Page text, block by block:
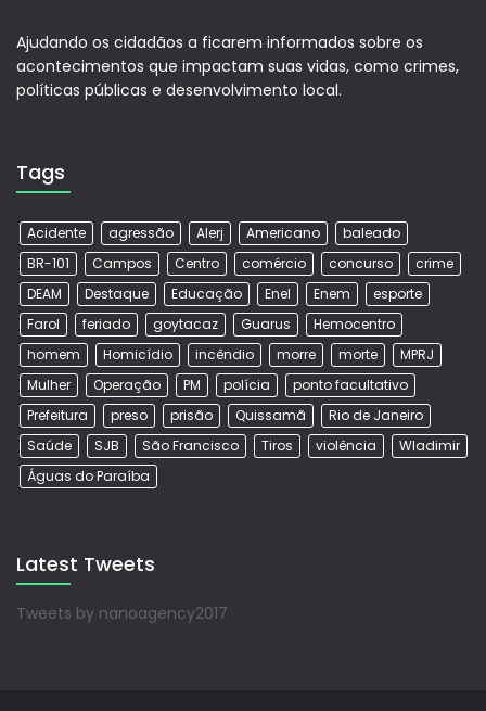
Ajudando os cidadãos a ficarem informados sobre os
acontecimentos que impactam suas vidas, como crimes,
políticas públicas e desenvolvimento local.
Tags
Acidente agressão Alerj Americano
baleado
BR-101
Campos Centro comércio concurso
crime
DEAM
Destaque Educação Enel Enem
esporte
Farol
feriado goytacaz Guarus
Hemocentro
homem
Homicídio incêndio morre morte
MPRJ
Mulher
Operação PM polícia
ponto facultativo
Prefeitura
preso prisão Quissamã
Rio de Janeiro
Saúde
SJB São Francisco Tiros violência
Wladimir
Águas do Paraíba
Latest Tweets
Tweets by nanoagency2017